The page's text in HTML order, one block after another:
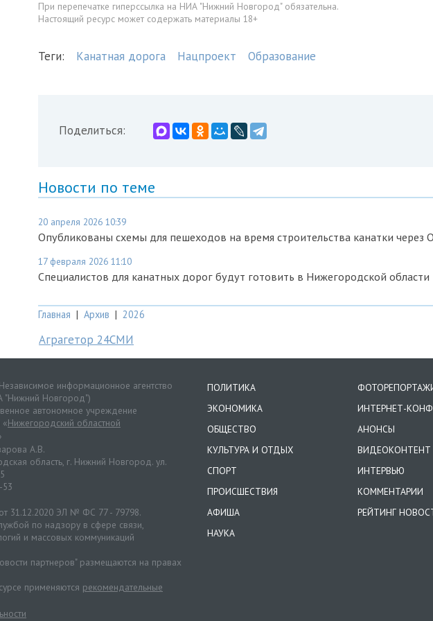
При перепечатке гиперссылка на НИА "Нижний Новгород" обязательна.
Настоящий ресурс может содержать материалы 18+
Теги: Канатная дорога Нацпроект Образование
Поделиться:
Новости по теме
20 апреля 2026 10:39
Опубликованы схемы для пешеходов на время строительства канатки через
17 февраля 2026 11:10
Специалистов для канатных дорог будут готовить в Нижегородской области
Главная | Архив | 2026
Аграгетор 24СМИ
информационное агентство
"Нижний Новгород")
автономное учреждение
«Нижегородский областной
А.В.
область, г. Нижний Новгород. ул.
31.12.2020 ЭЛ № ФС 77 - 79798.
по надзору в сфере связи,
и массовых коммуникаций
партнеров" размещаются на правах
применяются рекомендательные
ПОЛИТИКА
ЭКОНОМИКА
ОБЩЕСТВО
КУЛЬТУРА И ОТДЫХ
СПОРТ
ПРОИСШЕСТВИЯ
АФИША
НАУКА
ИНТЕРНЕТ-
АНОНСЫ
ВИДЕОКОНТЕНТ
ИНТЕРВЬЮ
КОММЕНТАРИИ
РЕЙТИНГ